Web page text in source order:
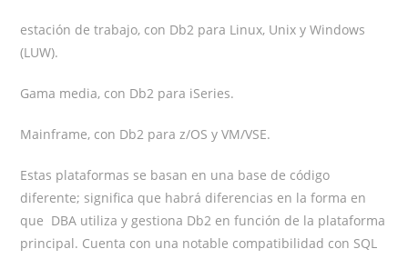
estación de trabajo, con Db2 para Linux, Unix y Windows
(LUW).
Gama media, con Db2 para iSeries.
Mainframe, con Db2 para z/OS y VM/VSE.
Estas plataformas se basan en una base de código
diferente; significa que habrá diferencias en la forma en
que DBA utiliza y gestiona Db2 en función de la plataforma
principal. Cuenta con una notable compatibilidad con SQL